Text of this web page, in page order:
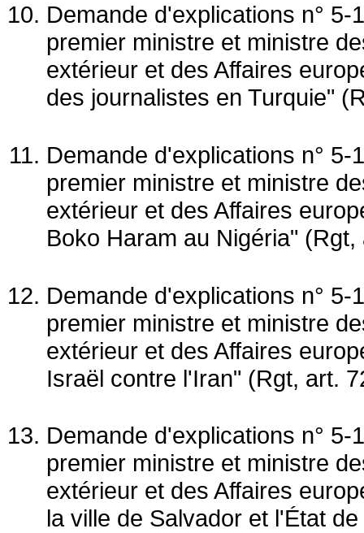
Demande d'explications n°
premier ministre et ministre
extérieur et des Affaires
des journalistes en Turquie"
Demande d'explications n°
premier ministre et ministre
extérieur et des Affaires
Boko Haram au Nigéria"
Demande d'explications n°
premier ministre et ministre
extérieur et des Affaires
Israël contre l'Iran" (Rgt, art.
Demande d'explications n°
premier ministre et ministre
extérieur et des Affaires
la ville de Salvador et l'État